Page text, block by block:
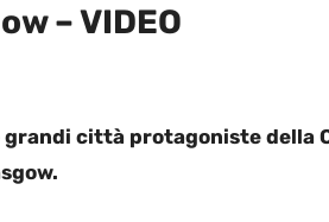
– VIDEO
città protagoniste della